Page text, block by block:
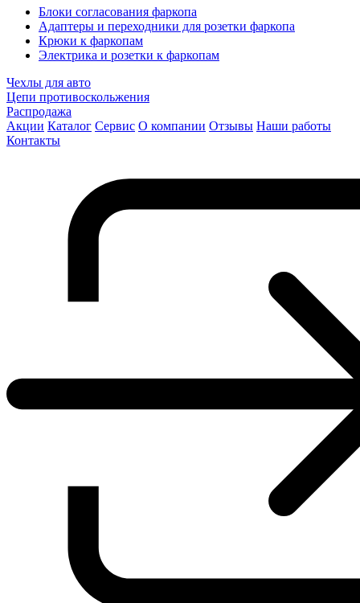
Блоки согласования фаркопа
Адаптеры и переходники для розетки фаркопа
Крюки к фаркопам
Электрика и розетки к фаркопам
Чехлы для авто
Цепи противоскольжения
Распродажа
Акции Каталог Сервис О компании Отзывы Наши работы
Контакты